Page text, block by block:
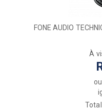
FONE AUDIO
À
ou